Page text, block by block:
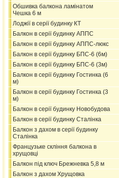
Обшивка балкона ламінатом
Чешка 6 м
Лоджії в серії будинку КТ
Балкон в серії будинку АППС
Балкон в серії будинку АППС-люкс
Балкон в серії будинку БПС-6 (6м)
Балкон в серії будинку БПС-6 (3м)
Балкон в серії будинку Гостинка (6
м)
Балкон в серії будинку Гостинка (3
м)
Балкон в серії будинку Новобудова
Балкон в серії будинку Сталінка
Балкон з дахом в серії будинку
Сталінка
Французьке скління балкона в
хрущовці
Балкон під ключ Брежневка 5,8 м
Балкон з дахом Хрущовка